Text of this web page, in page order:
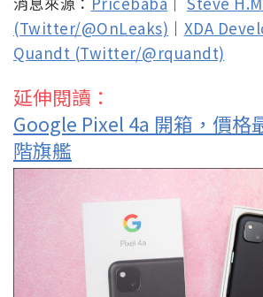
(Twitter/@OnLeaks) ｜ XDA
Quandt (Twitter/@rquandt)
延伸閱讀：
Google Pixel 4a 開箱，價格
階旗艦